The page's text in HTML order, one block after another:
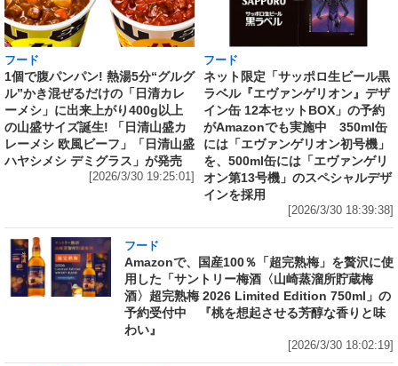
フード
1個で腹パンパン! 熱湯5分“グルグ
ル”かき混ぜるだけの「日清カレ
ーメシ」に出来上がり400g以上
の山盛サイズ誕生! 「日清山盛カ
レーメシ 欧風ビーフ」「日清山盛
ハヤシメシ デミグラス」が発売
[2026/3/30 19:25:01]
フード
ネット限定「サッポロ生ビール黒
ラベル『エヴァンゲリオン』デザ
イン缶 12本セットBOX」の予約
がAmazonでも実施中 350ml缶
には「エヴァンゲリオン初号機」
を、500ml缶には「エヴァンゲリ
オン第13号機」のスペシャルデザ
インを採用
[2026/3/30 18:39:38]
フード
Amazonで、国産100％「超完熟梅」を贅沢に使
用した「サントリー梅酒〈山崎蒸溜所貯蔵梅
酒〉超完熟梅 2026 Limited Edition 750ml」の
予約受付中 『桃を想起させる芳醇な香りと味
わい』
[2026/3/30 18:02:19]